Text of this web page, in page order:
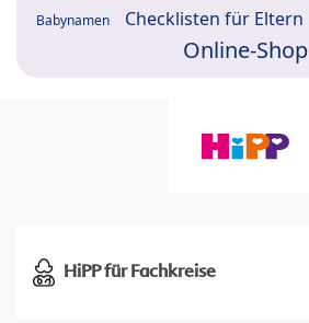
Babynamen Checklisten für Eltern
Online-Shop
HiPP für Fachkreise